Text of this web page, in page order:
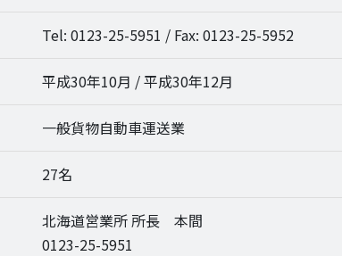
Tel: 0123-25-5951 / Fax: 0123-25-5952
平成30年10月 / 平成30年12月
一般貨物自動車運送業
27名
北海道営業所 所長 本間
0123-25-5951